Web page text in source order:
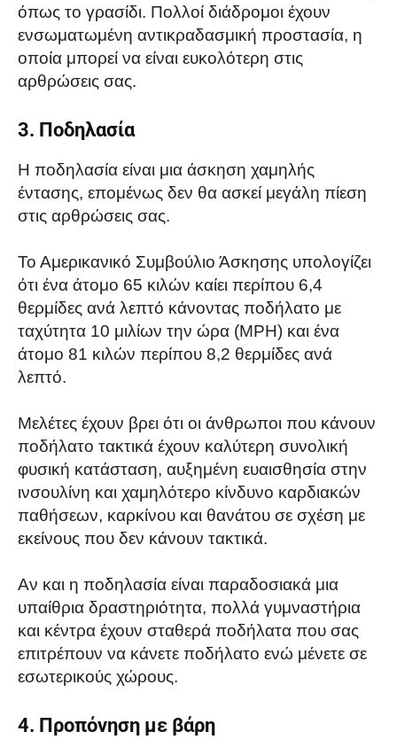
όπως το γρασίδι. Πολλοί διάδρομοι έχουν
ενσωματωμένη αντικραδασμική προστασία, η
οποία μπορεί να είναι ευκολότερη στις
αρθρώσεις σας.
3. Ποδηλασία
Η ποδηλασία είναι μια άσκηση χαμηλής
έντασης, επομένως δεν θα ασκεί μεγάλη πίεση
στις αρθρώσεις σας.
Το Αμερικανικό Συμβούλιο Άσκησης υπολογίζει
ότι ένα άτομο 65 κιλών καίει περίπου 6,4
θερμίδες ανά λεπτό κάνοντας ποδήλατο με
ταχύτητα 10 μιλίων την ώρα (MPH) και ένα
άτομο 81 κιλών περίπου 8,2 θερμίδες ανά
λεπτό.
Μελέτες έχουν βρει ότι οι άνθρωποι που κάνουν
ποδήλατο τακτικά έχουν καλύτερη συνολική
φυσική κατάσταση, αυξημένη ευαισθησία στην
ινσουλίνη και χαμηλότερο κίνδυνο καρδιακών
παθήσεων, καρκίνου και θανάτου σε σχέση με
εκείνους που δεν κάνουν τακτικά.
Αν και η ποδηλασία είναι παραδοσιακά μια
υπαίθρια δραστηριότητα, πολλά γυμναστήρια
και κέντρα έχουν σταθερά ποδήλατα που σας
επιτρέπουν να κάνετε ποδήλατο ενώ μένετε σε
εσωτερικούς χώρους.
4. Προπόνηση με βάρη